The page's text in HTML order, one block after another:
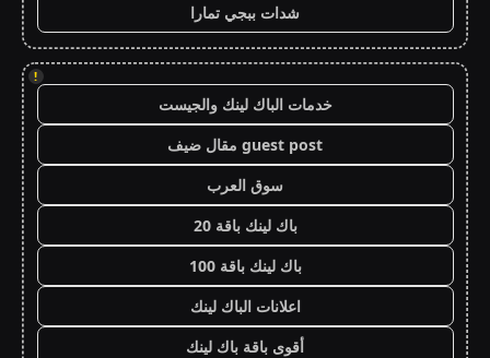
شدات ببجي تمارا
!
خدمات الباك لينك والجيست
guest post مقال ضيف
سوق العرب
باك لينك باقة 20
باك لينك باقة 100
اعلانات الباك لينك
أقوى باقة باك لينك